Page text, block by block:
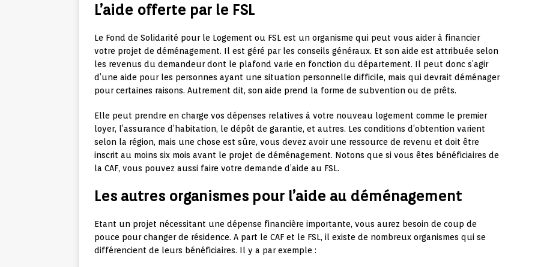
L’aide offerte par le FSL
Le Fond de Solidarité pour le Logement ou FSL est un organisme qui peut vous aider à financier
votre projet de déménagement. Il est géré par les conseils généraux. Et son aide est attribuée selon
les revenus du demandeur dont le plafond varie en fonction du département. Il peut donc s’agir
d’une aide pour les personnes ayant une situation personnelle difficile, mais qui devrait déménager
pour certaines raisons. Autrement dit, son aide prend la forme de subvention ou de prêts.
Elle peut prendre en charge vos dépenses relatives à votre nouveau logement comme le premier
loyer, l’assurance d’habitation, le dépôt de garantie, et autres. Les conditions d’obtention varient
selon la région, mais une chose est sûre, vous devez avoir une ressource de revenu et doit être
inscrit au moins six mois avant le projet de déménagement. Notons que si vous êtes bénéficiaires de
la CAF, vous pouvez aussi faire votre demande d’aide au FSL.
Les autres organismes pour l’aide au déménagement
Etant un projet nécessitant une dépense financière importante, vous aurez besoin de coup de
pouce pour changer de résidence. A part le CAF et le FSL, il existe de nombreux organismes qui se
différencient de leurs bénéficiaires. Il y a par exemple :